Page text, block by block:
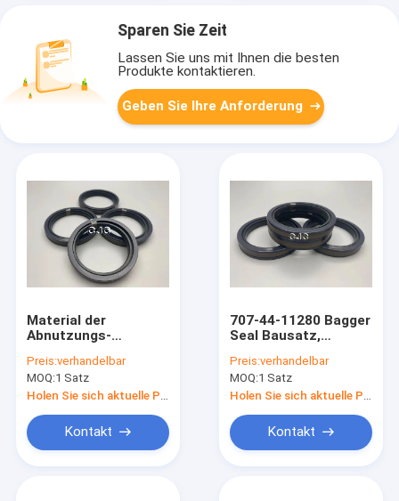
Sparen Sie Zeit
Lassen Sie uns mit Ihnen die besten
Produkte kontaktieren.
Geben Sie Ihre Anforderung
Material der
Abnutzungs-
hydraulisch-
Rollsiegel-
Ausrüstungs-SPGW
707-44-11180 PTFE
NBR
Preis:verhandelbar
MOQ:1 Satz
Kontakt
707-44-11280 Bagger
Seal Bausatz,
hydraulische Kolben-
Robbe des Öl-
Preis:verhandelbar
MOQ:1 Satz
Kontakt